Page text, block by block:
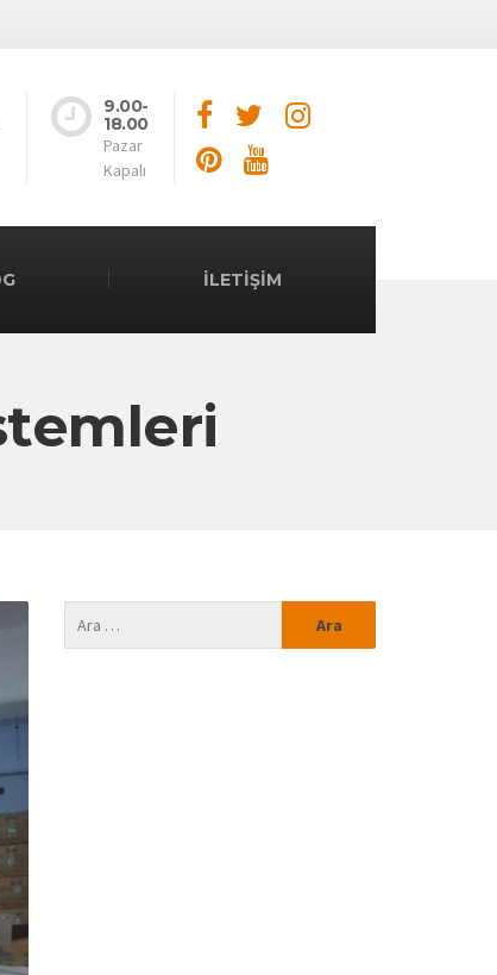
9.00-
18.00
Pazar
Kapalı
İLETİŞİM